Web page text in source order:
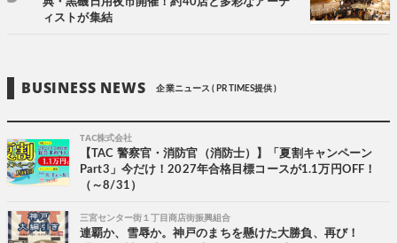
ィストが集結
BUSINESS NEWS 企業ニュース ( PR TIMES提供 )
TAC株式会社
【TAC 警察官・消防官（消防士）】「夏割キャンペーン
Part3」今だけ！2027年合格目標コースが1.1万円OFF！
（～8/31）
三宮センター街１丁目商店街振興組合
連覇か、雪辱か。神戸のまちを懸けた大勝負、再び！